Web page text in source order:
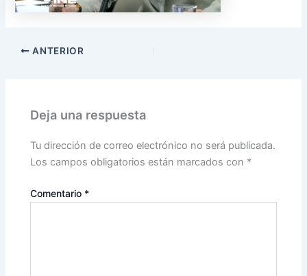
ANTERIOR
Deja una respuesta
Tu dirección de correo electrónico no será publicada.
Los campos obligatorios están marcados con *
Comentario *